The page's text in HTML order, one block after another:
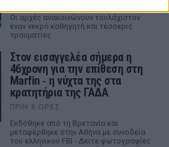
Οι αρχές ανακοινώνουν τουλάχιστον
έναν νεκρό καθηγητή και τέσσερις
τραυματίες
Στον εισαγγελέα σήμερα η
46χρονη για την επίθεση στη
Marfin ‑ η νύχτα της στα
κρατητήρια της ΓΑΔΑ
ΠΡΙΝ 8 ΏΡΕΣ
Εκδόθηκε από τη Βρετανία και
μεταφέρθηκε στην Αθήνα με συνοδεία
του ελληνικού FBI - Δείτε φωτογραφίες